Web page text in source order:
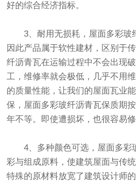
好的综合经济指标。
3、耐用无损耗，屋面多彩玻
因此产品属于软性建材，区别于
纤沥青瓦在运输过程中不会出现
工，维修率就会极低，几乎不用
的质量性能，让我们的屋面瓦业
保，屋面多彩玻纤沥青瓦保质期
年不等。即使遭损坏，也很容易修
4、多种颜色可选，屋面多彩
彩与组成原料，使建筑屋面与传
特殊的原材料放宽了建筑设计师